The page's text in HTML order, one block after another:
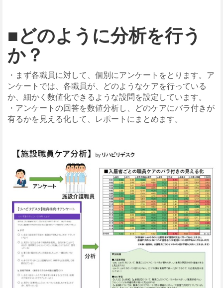
■どのように分析を行う
か？
・まず各職員に対して、個別にアンケートをとります。ア
ンケートでは、各職員が、どのようなケアを行っている
か、細かく数値化できるような設問を設定しています。
・アンケートの回答を数値分析し、どのケアにバラ付きが
有るかを見える化して、レポートにまとめます。